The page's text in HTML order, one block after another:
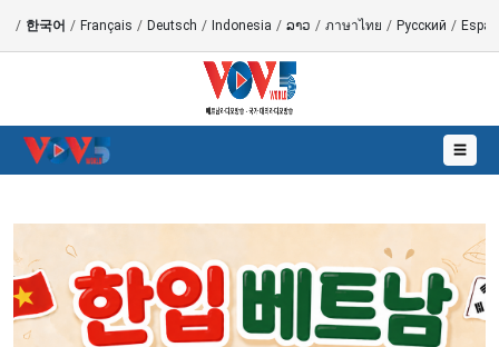
/ 한국어 / Français / Deutsch / Indonesia / ລາວ / ภาษาไทย / Русский /
☰